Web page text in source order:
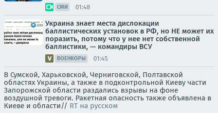
СМИ 01:48
Украина знает места дислокации
баллистических установок в РФ, но НЕ может их
поразить, потому что у нее нет собственной
баллистики, — командиры ВСУ
ВОЕНКОРЫ 01:45
В Сумской, Харьковской, Черниговской, Полтавской
областях Украины, а также в подконтрольной Киеву части
Запорожской области раздались взрывы на фоне
воздушной тревоги. Ракетная опасность также объявлена в
Киеве и области// RT на русском